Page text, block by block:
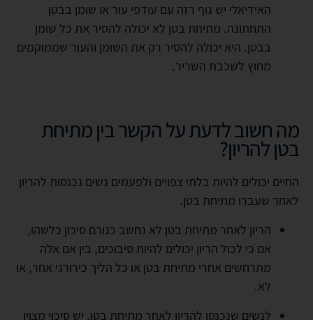
האידיאלי יש גוף רזה עם עודפי עור או שומן בבטן
התחתונה. מתיחת בטן לא יכולה להסיר את כל שומן
בבטן. היא יכולה להסיר רק את השומן והעור שממוקמים
מחוץ לשכבת השריר.
מה חשוב לדעת על הקשר בין מתיחת
בטן להריון?
החיים יכולים להיות בלתי צפויים ולפעמים נשים נכנסות להריון
לאחר שעברו מתיחת בטן.
הריון לאחר מתיחת בטן לא נחשב כגורם סיכון כלשהו,
אם כי לכול הריון יכולים להיות סיבוכים, בין אם אלה
מתרחשים אחרי מתיחת בטן או כל הליך כירורגי אחר, או
לא.
לנשים שנכנסו להריון לאחר מתיחת בטן, יש סיכוי מצוין